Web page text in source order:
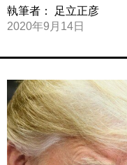
執筆者：
足立正彦
2020年9月14日